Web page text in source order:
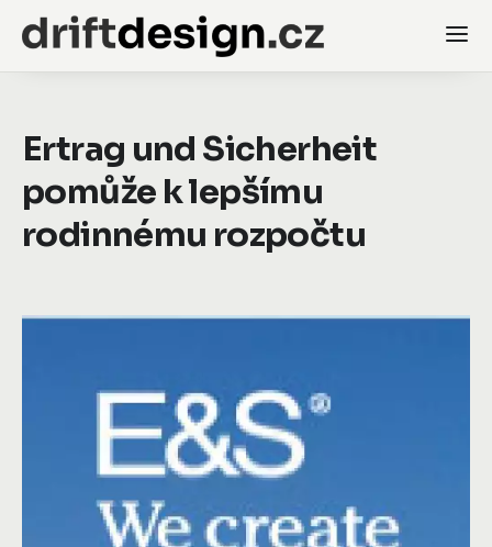
Ertrag und Sicherheit
pomůže k lepšímu
rodinnému rozpočtu